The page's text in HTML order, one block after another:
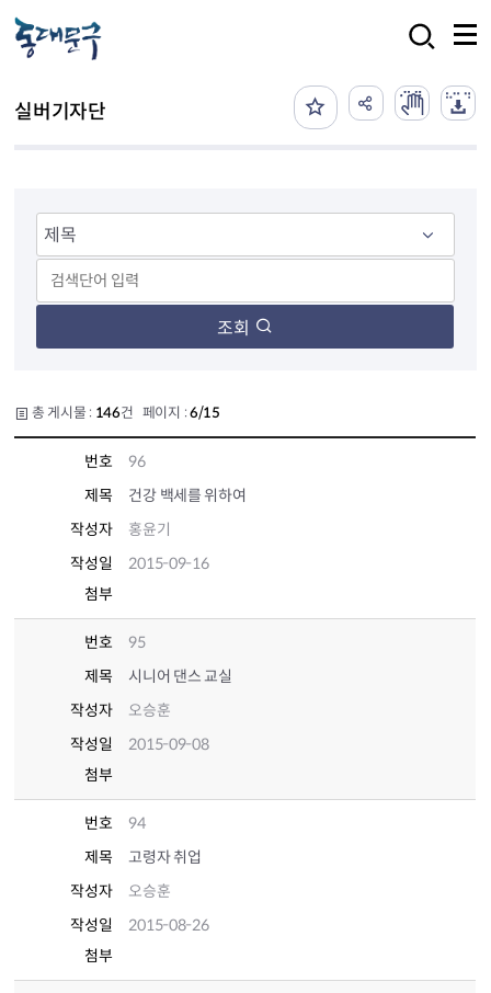
실버기자단
조회
총 게시물 : 146건 페이지 :6/15
번호
96
제목
건강 백세를 위하여
작성자
홍윤기
작성일
2015-09-16
첨부
번호
95
제목
시니어 댄스 교실
작성자
오승훈
작성일
2015-09-08
첨부
번호
94
제목
고령자 취업
작성자
오승훈
작성일
2015-08-26
첨부